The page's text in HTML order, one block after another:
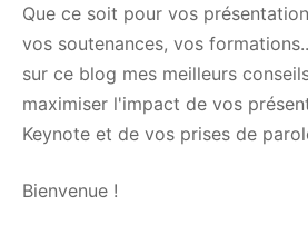
Que ce soit pour vos
vos soutenances, vos
sur ce blog mes meilleurs
maximiser l'impact de vos
Keynote et de vos prises de
Bienvenue !